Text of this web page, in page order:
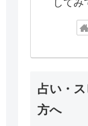
してみ
占い・
方へ